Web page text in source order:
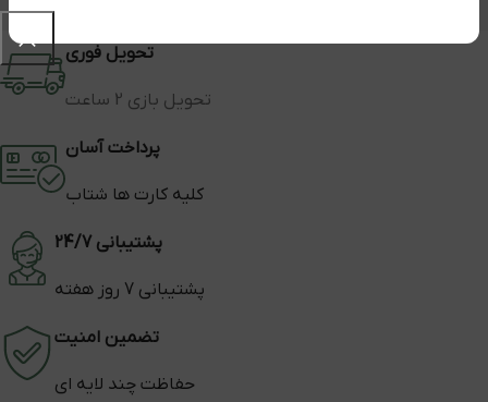
تحویل فوری
تحویل بازی 2 ساعت
پرداخت آسان
کلیه کارت ها شتاب
پشتیبانی 24/7
پشتیبانی 7 روز هفته
تضمین امنیت
حفاظت چند لایه ای